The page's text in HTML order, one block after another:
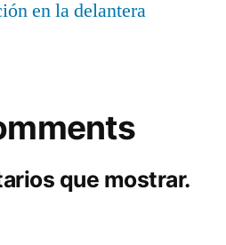
en la delantera
que mostrar.